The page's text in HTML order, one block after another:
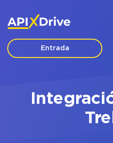
Entrada